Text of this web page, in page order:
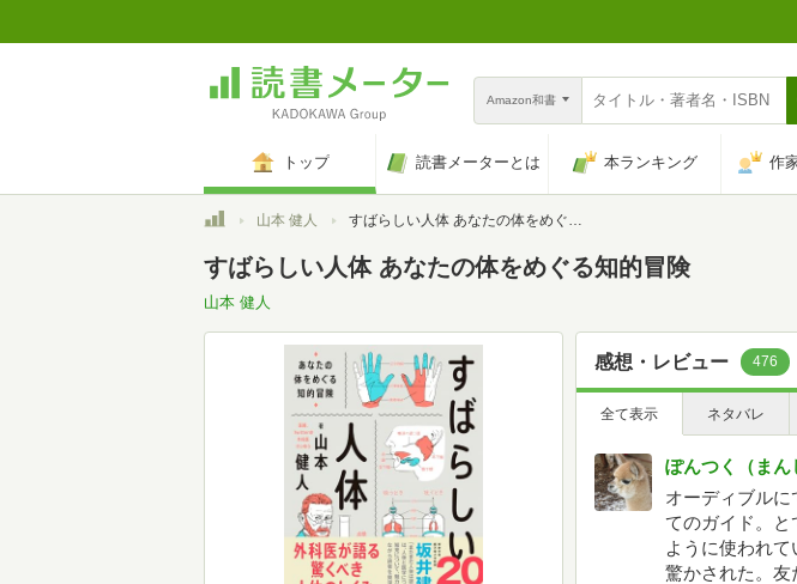
Amazon和書
トップ 読書メーターとは 本ランキング 作
トップ山本 健人 すばらしい人体 あなたの体をめぐる知的冒険
すばらしい人体 あなたの体をめぐる知的冒険
山本 健人
感想・レビュー 476
全て表示 ネタバレ
ぽんつく（まん
オーディブル
てのガイド。
ように使われ
驚かされた。